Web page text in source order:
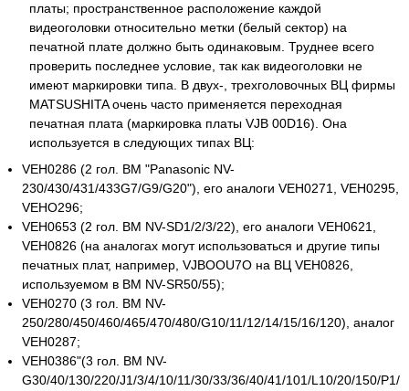
платы; пространственное расположение каждой
видеоголовки относительно метки (белый сектор) на
печатной плате должно быть одинаковым. Труднее всего
проверить последнее условие, так как видеоголовки не
имеют маркировки типа. В двух-, трехголовочных ВЦ фирмы
MATSUSHITA очень часто применяется переходная
печатная плата (маркировка платы VJB 00D16). Она
используется в следующих типах ВЦ:
VEH0286 (2 гол. ВМ "Panasonic NV-
230/430/431/433G7/G9/G20"), его аналоги VEH0271, VEH0295,
VEHO296;
VEH0653 (2 гол. ВМ NV-SD1/2/3/22), его аналоги VEH0621,
VEH0826 (на аналогах могут использоваться и другие типы
печатных плат, например, VJBOOU7O на ВЦ VЕН0826,
используемом в ВМ NV-SR50/55);
VEH0270 (3 гол. ВМ NV-
250/280/450/460/465/470/480/G10/11/12/14/15/16/120), аналог
VEH0287;
VEH0386"(3 гол. ВМ NV-
G30/40/130/220/J1/3/4/10/11/30/33/36/40/41/101/L10/20/150/P1/